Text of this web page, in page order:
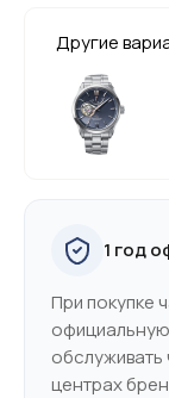
Другие
1 год
При покупке
центрах